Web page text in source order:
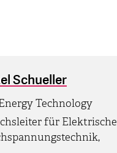
Schueller
Technology
für Elektrische